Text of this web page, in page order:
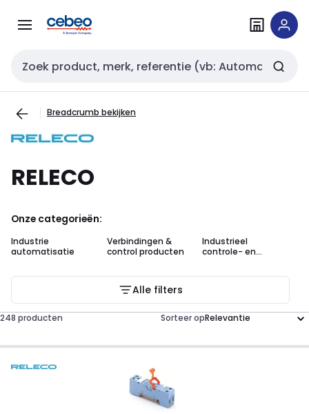
naar
naar
Zoekveld invoer
Breadcrumb bekijken
RELECO
Onze categorieën:
Industrie
automatisatie
Verbindingen &
control producten
Industrieel
controle- en
Alle filters
248 producten Sorteer op